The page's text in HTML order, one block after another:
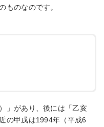
ものなのです。
」があり、後には「乙亥
の甲戌は1994年（平成6